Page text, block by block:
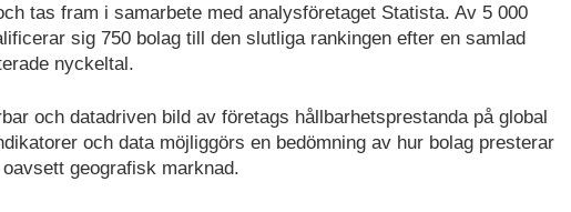
tas fram i samarbete med analysföretaget Statista. Av 5 000
sig 750 bolag till den slutliga rankingen efter en samlad
nyckeltal.
och datadriven bild av företags hållbarhetsprestanda på global
och data möjliggörs en bedömning av hur bolag presterar
geografisk marknad.